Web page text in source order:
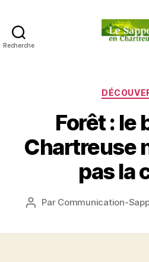
Recherche
en
Forêt : le
Chartreuse
pas la
Auteur
Par Communication-